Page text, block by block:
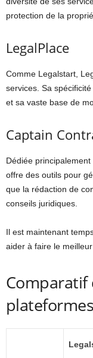
protection de la
LegalPlace
Comme Legalstart,
services. Sa
et sa vaste base de
Captain
Dédiée
offre des outils pour
que la rédaction de
conseils juridiques.
Il est maintenant
aider à faire le meilleur
Comparatif